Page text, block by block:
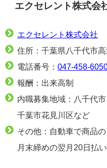
エクセレント株式会
エクセレント株式会社
住所：千葉県八千代市
電話番号： 047-458-
報酬：出来高制
内職募集地域：八千代
千葉市花見川区など
その他：自動車で商品
月末締めの翌月20日払い